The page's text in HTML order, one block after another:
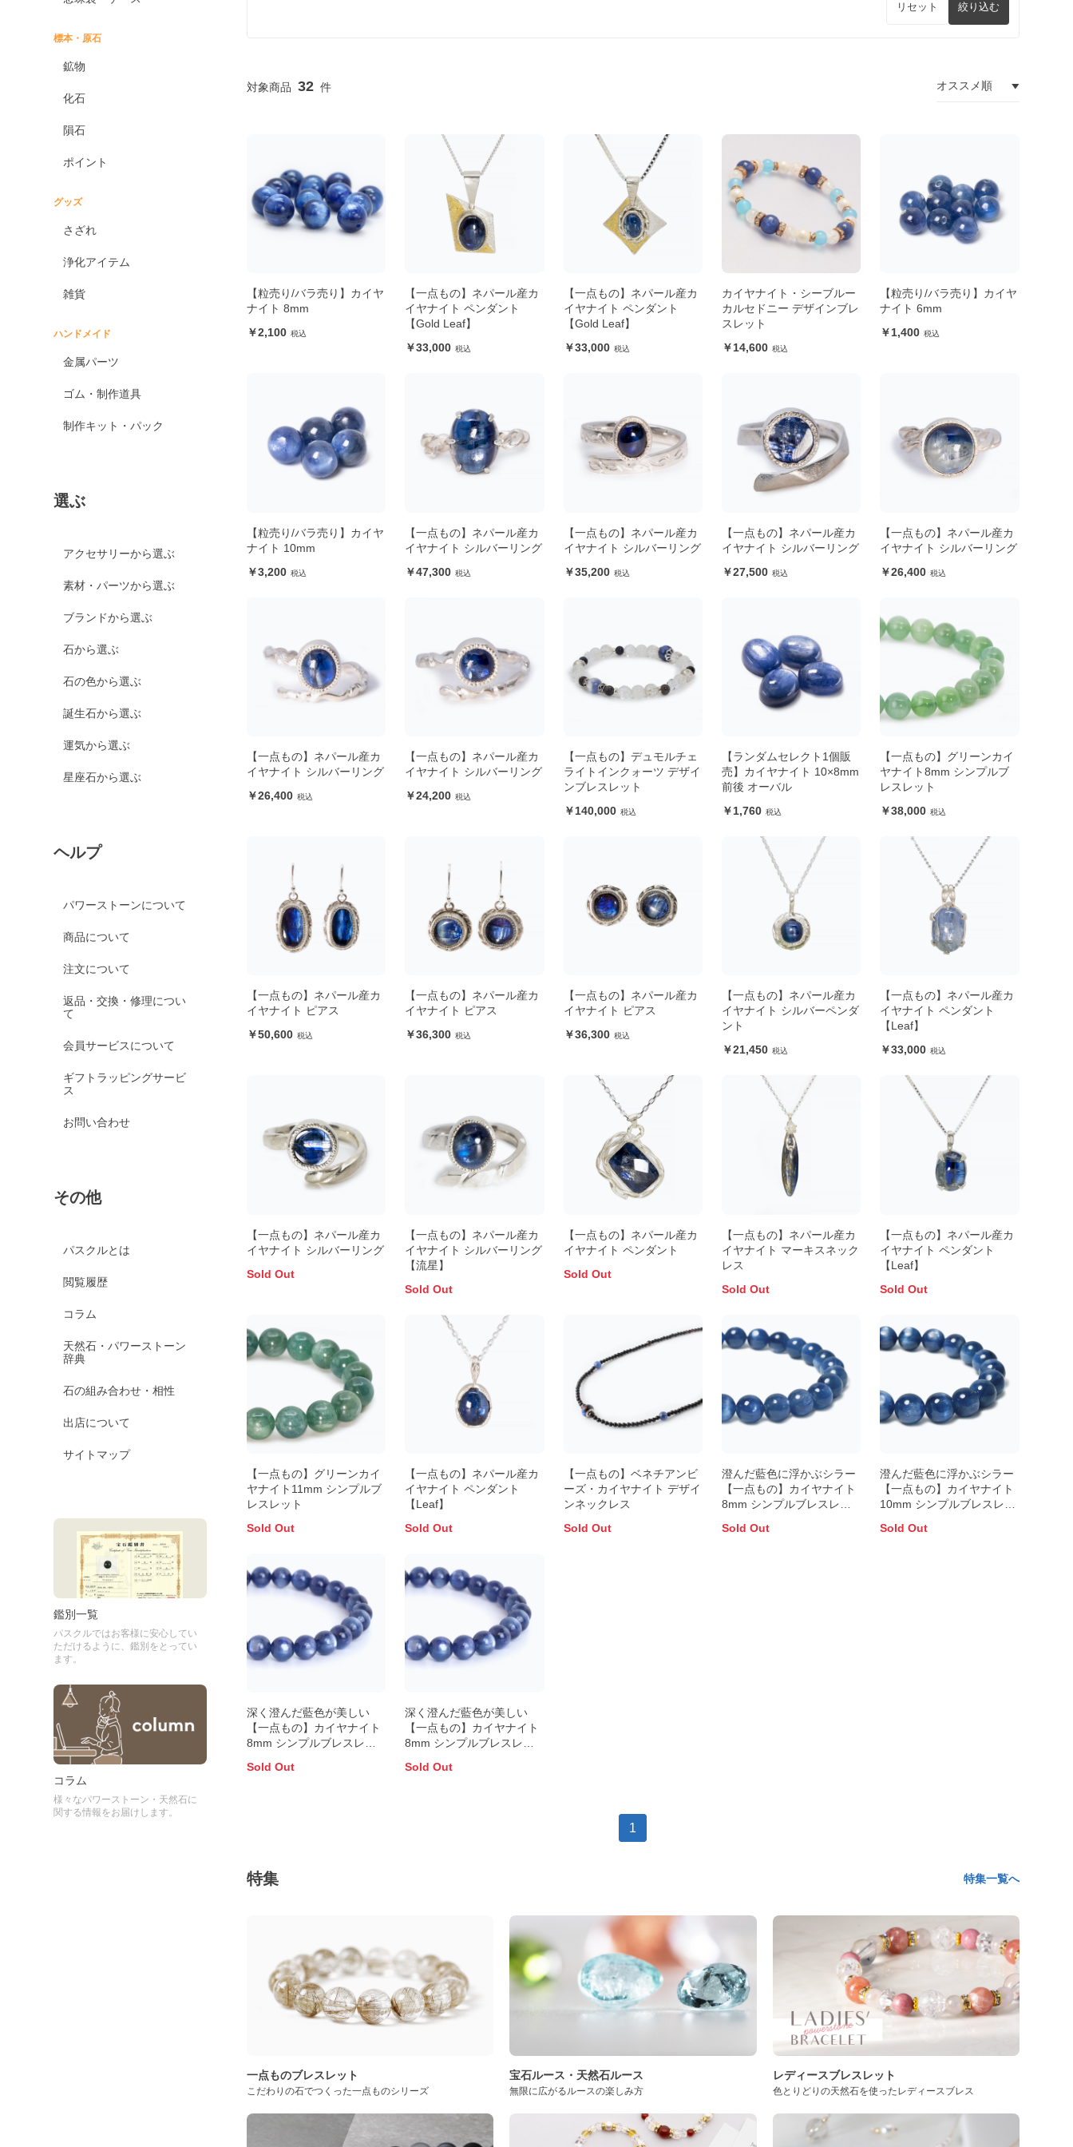
標本・原石
鉱物
化石
隕石
ポイント
グッズ
さざれ
浄化アイテム
雑貨
ハンドメイド
金属パーツ
ゴム・制作道具
制作キット・パック
選ぶ
アクセサリーから選ぶ
素材・パーツから選ぶ
ブランドから選ぶ
石から選ぶ
石の色から選ぶ
誕生石から選ぶ
運気から選ぶ
星座石から選ぶ
ヘルプ
パワーストーンについて
商品について
注文について
返品・交換・修理につい
て
会員サービスについて
ギフトラッピングサービ
ス
お問い合わせ
その他
パスクルとは
閲覧履歴
コラム
天然石・パワーストーン
辞典
石の組み合わせ・相性
出店について
サイトマップ
鑑別一覧
パスクルではお客様に安心してい
ただけるように、鑑別をとってい
ます。
コラム
様々なパワーストーン・天然石に
関する情報をお届けします。
リセット 絞り込む
32
【粒売り/バラ売り】カイヤ
ナイト 8mm
2,100
【一点もの】ネパール産カ
イヤナイト ペンダント
【Gold Leaf】
33,000
【一点もの】ネパール産カ
イヤナイト ペンダント
【Gold Leaf】
33,000
カイヤナイト・シーブルー
カルセドニー デザインブレ
スレット
14,600
【粒売り/バラ売り】カイヤ
ナイト 6mm
1,400
【粒売り/バラ売り】カイヤ
ナイト 10mm
3,200
【一点もの】ネパール産カ
イヤナイト シルバーリング
47,300
【一点もの】ネパール産カ
イヤナイト シルバーリング
35,200
【一点もの】ネパール産カ
イヤナイト シルバーリング
27,500
【一点もの】ネパール産カ
イヤナイト シルバーリング
26,400
【一点もの】ネパール産カ
イヤナイト シルバーリング
26,400
【一点もの】ネパール産カ
イヤナイト シルバーリング
24,200
【一点もの】デュモルチェ
ライトインクォーツ デザイ
ンブレスレット
140,000
【ランダムセレクト1個販
売】カイヤナイト 10×8mm
前後 オーバル
1,760
【一点もの】グリーンカイ
ヤナイト8mm シンプルブ
レスレット
38,000
【一点もの】ネパール産カ
イヤナイト ピアス
50,600
【一点もの】ネパール産カ
イヤナイト ピアス
36,300
【一点もの】ネパール産カ
イヤナイト ピアス
36,300
【一点もの】ネパール産カ
イヤナイト シルバーペンダ
ント
21,450
【一点もの】ネパール産カ
イヤナイト ペンダント
【Leaf】
33,000
【一点もの】ネパール産カ
イヤナイト シルバーリング
Sold Out
【一点もの】ネパール産カ
イヤナイト シルバーリング
【流星】
Sold Out
【一点もの】ネパール産カ
イヤナイト ペンダント
Sold Out
【一点もの】ネパール産カ
イヤナイト マーキスネック
レス
Sold Out
【一点もの】ネパール産カ
イヤナイト ペンダント
【Leaf】
Sold Out
【一点もの】グリーンカイ
ヤナイト11mm シンプルブ
レスレット
Sold Out
【一点もの】ネパール産カ
イヤナイト ペンダント
【Leaf】
Sold Out
【一点もの】ベネチアンビ
ーズ・カイヤナイト デザイ
ンネックレス
Sold Out
澄んだ藍色に浮かぶシラー
【一点もの】カイヤナイト
8mm シンプルブレスレッ
Sold Out
澄んだ藍色に浮かぶシラー
【一点もの】カイヤナイト
10mm シンプルブレスレッ
Sold Out
深く澄んだ藍色が美しい
【一点もの】カイヤナイト
8mm シンプルブレスレッ
Sold Out
深く澄んだ藍色が美しい
【一点もの】カイヤナイト
8mm シンプルブレスレッ
Sold Out
1
特集 特集一覧へ
一点ものブレスレット
こだわりの石でつくった一点ものシリーズ
宝石ルース・天然石ルース
無限に広がるルースの楽しみ方
レディースブレスレット
色とりどりの天然石を使ったレディースブレス